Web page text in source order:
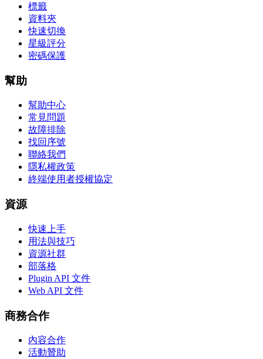
標籤
資料夾
快速切換
星級評分
密碼保護
幫助
幫助中心
常見問題
故障排除
找回序號
聯絡我們
隱私權政策
終端使用者授權協定
資源
快速上手
用法與技巧
資源社群
部落格
Plugin API 文件
Web API 文件
商務合作
內容合作
活動贊助